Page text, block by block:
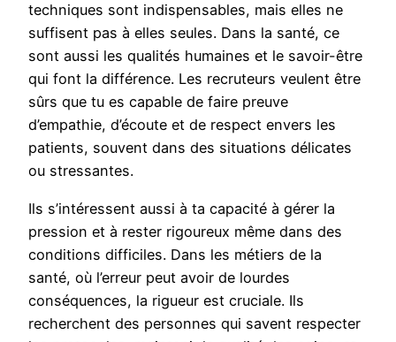
techniques sont indispensables, mais elles ne
suffisent pas à elles seules. Dans la santé, ce
sont aussi les qualités humaines et le savoir-être
qui font la différence. Les recruteurs veulent être
sûrs que tu es capable de faire preuve
d’empathie, d’écoute et de respect envers les
patients, souvent dans des situations délicates
ou stressantes.
Ils s’intéressent aussi à ta capacité à gérer la
pression et à rester rigoureux même dans des
conditions difficiles. Dans les métiers de la
santé, où l’erreur peut avoir de lourdes
conséquences, la rigueur est cruciale. Ils
recherchent des personnes qui savent respecter